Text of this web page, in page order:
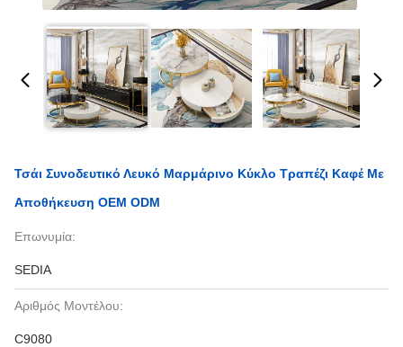
Τσάι Συνοδευτικό Λευκό Μαρμάρινο Κύκλο Τραπέζι Καφέ Με
Αποθήκευση OEM ODM
Επωνυμία:
SEDIA
Αριθμός Μοντέλου:
C9080